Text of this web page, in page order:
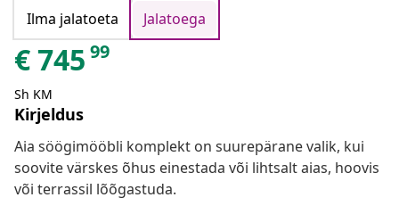
Ilma jalatoeta
Jalatoega
€745 99
Sh KM
Kirjeldus
Aia söögimööbli komplekt on suurepärane valik, kui
soovite värskes õhus einestada või lihtsalt aias, hoovis
või terrassil lõõgastuda.